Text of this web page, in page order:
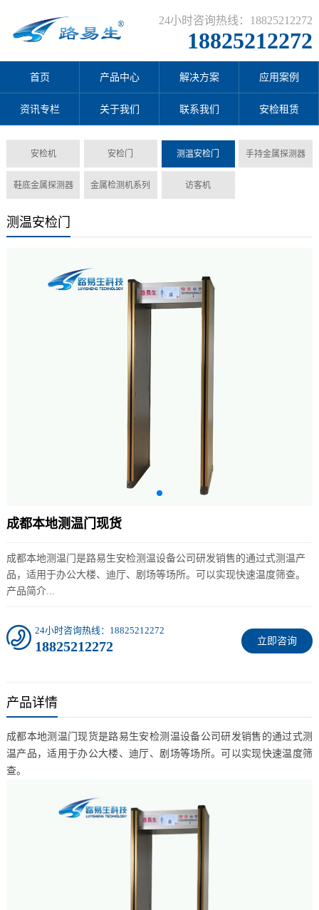
24小时咨询热线：18825212272
18825212272
首页 产品中心 解决方案 应用案例
资讯专栏 关于我们 联系我们 安检租赁
安检机 安检门 测温安检门 手持金属探测器
鞋底金属探测器 金属检测机系列 访客机
测温安检门
成都本地测温门现货
成都本地测温门是路易生安检测温设备公司研发销售的通过式测温产
品，适用于办公大楼、迪厅、剧场等场所。可以实现快速温度筛查。
产品简介...
立即咨询
24小时咨询热线：18825212272
18825212272
产品详情
成都本地测温门现货是路易生安检测温设备公司研发销售的通过式测
温产品，适用于办公大楼、迪厅、剧场等场所。可以实现快速温度筛
查。